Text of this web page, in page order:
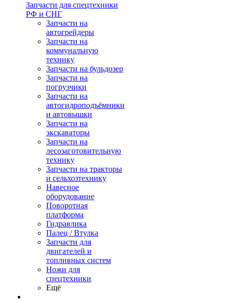
Запчасти для спецтехники
РФ и СНГ
Запчасти на
автогрейдеры
Запчасти на
коммунальную
технику
Запчасти на бульдозер
Запчасти на
погрузчики
Запчасти на
автогидроподъёмники
и автовышки
Запчасти на
экскаваторы
Запчасти на
лесозаготовительную
технику
Запчасти на тракторы
и сельхозтехнику
Навесное
оборудование
Поворотная
платформа
Гидравлика
Палец / Втулка
Запчасти для
двигателей и
топливных систем
Ножи для
спецтехники
Ещё